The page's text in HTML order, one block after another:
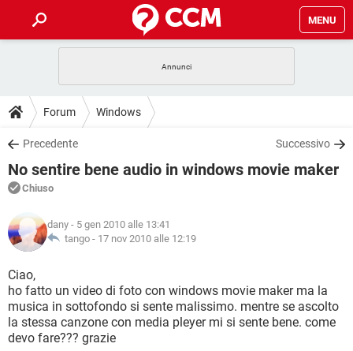
MENU
INTRATTENIMENTO
iOS
INSTAGRAM WHATSAPP
TIKTOK
HARDWARE
GUIDE
COVID-19
iOS
TIKTOK FACEBOOK
DOWNLOAD
COVID-19 GAMING
INTRATTENIMENTO
iOS
INSTAGRAM
TIKTOK
HARDWARE
FORUM
INTRATTENIMENTO ANDROID
INSTAGRAM WHATSAPP
TIKTOK FACEBOOK
HARDWARE
GLOSSARIO
COVID-19
INTRATTENIMENTO
iOS WINDOWS 10
INSTAGRAM WHATSAPP
Forum Windows
Precedente Successivo
No sentire bene audio in windows movie maker
Chiuso
dany - 5 gen 2010 alle 13:41
tango - 17 nov 2010 alle 12:19
Ciao,
ho fatto un video di foto con windows movie maker ma la
musica in sottofondo si sente malissimo. mentre se ascolto
la stessa canzone con media pleyer mi si sente bene. come
devo fare??? grazie